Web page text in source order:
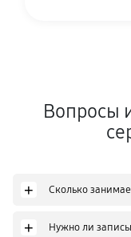
Вопросы
+ Сколько
+ Нужно ли